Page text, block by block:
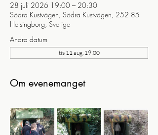
28 juli 2026 19:00 – 20:30
Södra Kustvägen, Södra Kustvägen, 252 85
Helsingborg, Sverige
Andra datum
tis 11 aug. 19:00
Om evenemanget